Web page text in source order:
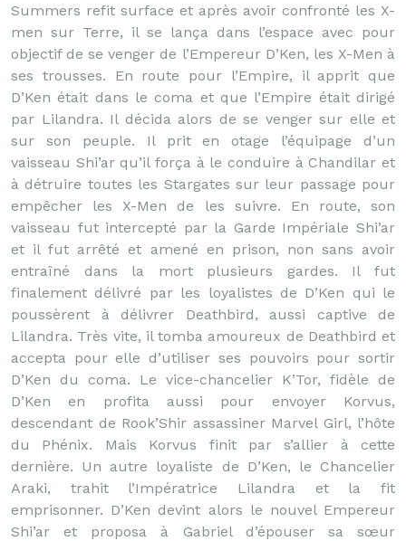
Summers refit surface et après avoir confronté les X-
men sur Terre, il se lança dans l’espace avec pour
objectif de se venger de l’Empereur D’Ken, les X-Men à
ses trousses. En route pour l’Empire, il apprit que
D’Ken était dans le coma et que l’Empire était dirigé
par Lilandra. Il décida alors de se venger sur elle et
sur son peuple. Il prit en otage l’équipage d’un
vaisseau Shi’ar qu’il força à le conduire à Chandilar et
à détruire toutes les Stargates sur leur passage pour
empêcher les X-Men de les suivre. En route, son
vaisseau fut intercepté par la Garde Impériale Shi’ar
et il fut arrêté et amené en prison, non sans avoir
entraîné dans la mort plusieurs gardes. Il fut
finalement délivré par les loyalistes de D’Ken qui le
poussèrent à délivrer Deathbird, aussi captive de
Lilandra. Très vite, il tomba amoureux de Deathbird et
accepta pour elle d’utiliser ses pouvoirs pour sortir
D’Ken du coma. Le vice-chancelier K’Tor, fidèle de
D’Ken en profita aussi pour envoyer Korvus,
descendant de Rook’Shir assassiner Marvel Girl, l’hôte
du Phénix. Mais Korvus finit par s’allier à cette
dernière. Un autre loyaliste de D’Ken, le Chancelier
Araki, trahit l’Impératrice Lilandra et la fit
emprisonner. D’Ken devint alors le nouvel Empereur
Shi’ar et proposa à Gabriel d’épouser sa sœur